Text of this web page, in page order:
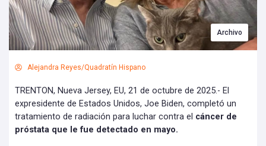
Archivo
Alejandra Reyes/Quadratín Hispano
TRENTON, Nueva Jersey, EU, 21 de octubre de 2025.- El
expresidente de Estados Unidos, Joe Biden, completó un
tratamiento de radiación para luchar contra el cáncer de
próstata que le fue detectado en mayo.